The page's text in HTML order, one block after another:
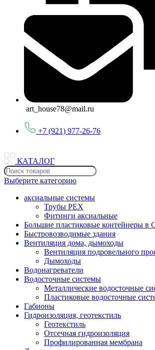
art_house78@mail.ru
+7 (921) 977-26-76
КАТАЛОГ
Выберите категорию
аксиальные системы
Трубы PEX
Фитинги аксиальные
Большие пластиковые контейнеры в
Быстровозводимые здания
Вентиляция дома, дымоходы
Вентиляция подровельного
Дымоходы
Водонагреватели
Водосточные системы
Металлические водосточные
Пластиковые водосточные
Габионы
Гидроизоляция, геотекстиль
Геотекстиль
Отсечная гидроизоляция
Профилированная мембрана